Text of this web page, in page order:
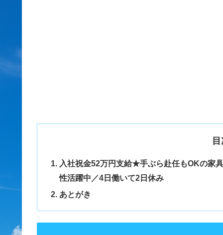
入社祝金52万円支給★手ぶら赴任もOKの家
性活躍中／4日働いて2日休み
あとがき